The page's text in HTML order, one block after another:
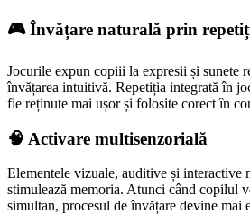
🎮 Învățare naturală prin
Jocurile expun copiii la expresii și sunete
învățarea intuitivă. Repetiția integrată în
fie reținute mai ușor și folosite corect în
🧠 Activare multisenzorială
Elementele vizuale, auditive și interactive
stimulează memoria. Atunci când copilul
simultan, procesul de învățare devine mai